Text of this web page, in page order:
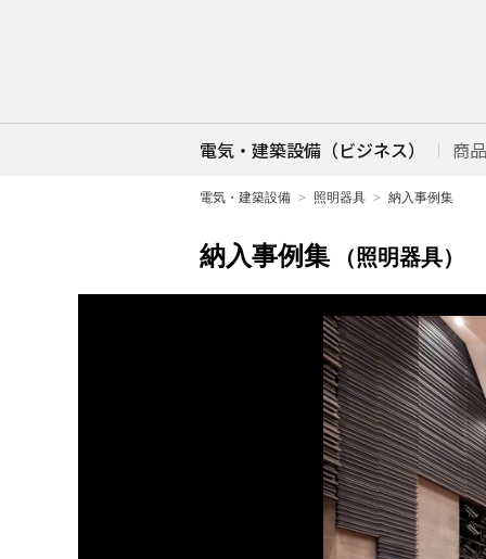
電気・建築設備（ビジネス） 商
電気・建築設備 照明器具 納入事例集
納入事例集 （照明器具）